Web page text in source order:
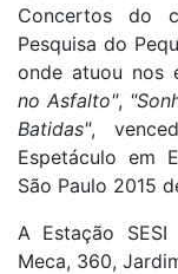
Concertos do
Pesquisa do
onde atuou nos
no Asfalto",
Batidas",
Espetáculo em
São Paulo 2015
A Estação
Meca, 360,